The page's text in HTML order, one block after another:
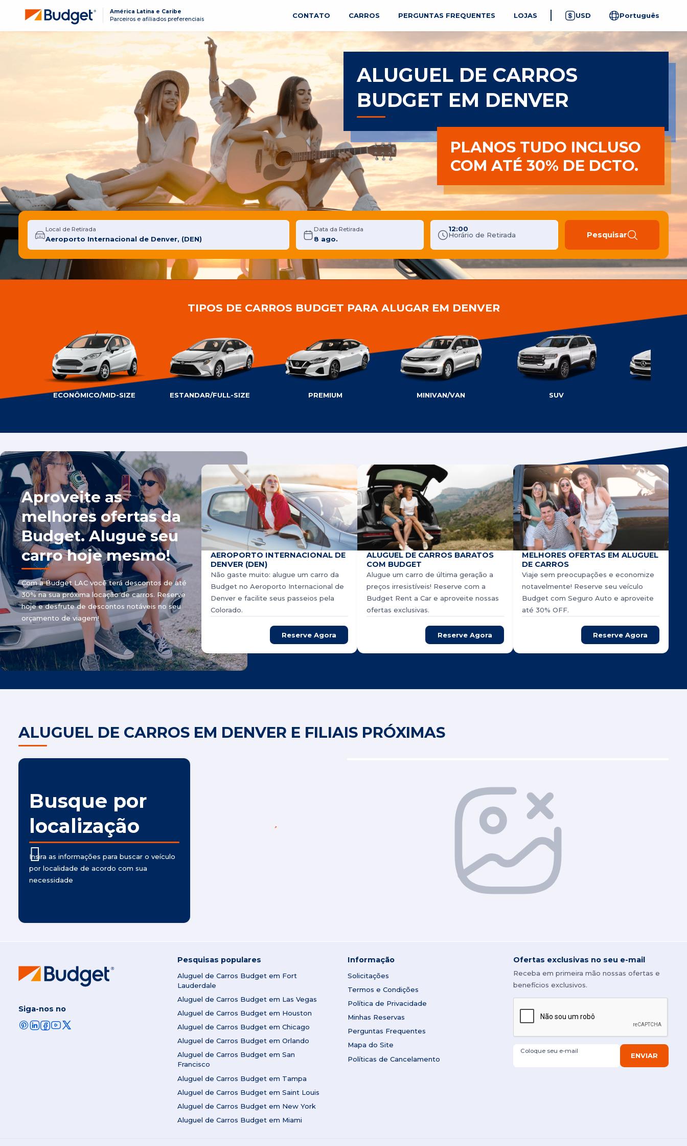
América Latina e Caribe
Parceiros e afiliados preferenciais
CONTATO CARROS PERGUNTAS FREQUENTES LOJAS USD Português
ALUGUEL DE CARROS
BUDGET EM DENVER
PLANOS TUDO INCLUSO
COM ATÉ 30% DE DCTO.
Local de Retirada Data da Retirada
Horário de Retirada
12:00
Pesquisar
TIPOS DE CARROS BUDGET PARA ALUGAR EM DENVER
ECONÔMICO/MID-SIZE ESTANDAR/FULL-SIZE PREMIUM MINIVAN/VAN SUV
Aproveite as
melhores ofertas da
Budget. Alugue seu
carro hoje mesmo!
Com a Budget LAC você terá descontos de até
30% na sua próxima locação de carros. Reserve
hoje e desfrute de descontos notáveis ​​no seu
orçamento de viagem!
AEROPORTO INTERNACIONAL DE
DENVER (DEN)
Não gaste muito: alugue um carro da
Budget no Aeroporto Internacional de
Denver e facilite seus passeios pela
Colorado.
Reserve Agora
ALUGUEL DE CARROS BARATOS
COM BUDGET
Alugue um carro de última geração a
preços irresistíveis! Reserve com a
Budget Rent a Car e aproveite nossas
ofertas exclusivas.
Reserve Agora
MELHORES OFERTAS EM ALUGUEL
DE CARROS
Viaje sem preocupações e economize
notavelmente! Reserve seu veículo
Budget com Seguro Auto e aproveite
até 30% OFF.
Reserve Agora
ALUGUEL DE CARROS EM DENVER E FILIAIS PRÓXIMAS
Busque por
localização
Insira as informações para buscar o veículo
por localidade de acordo com sua
necessidade
Siga-nos no
Pesquisas populares
Aluguel de Carros Budget em Fort
Lauderdale
Aluguel de Carros Budget em Las Vegas
Aluguel de Carros Budget em Houston
Aluguel de Carros Budget em Chicago
Aluguel de Carros Budget em Orlando
Aluguel de Carros Budget em San
Francisco
Aluguel de Carros Budget em Tampa
Aluguel de Carros Budget em Saint Louis
Aluguel de Carros Budget em New York
Aluguel de Carros Budget em Miami
Informação
Solicitações
Termos e Condições
Política de Privacidade
Minhas Reservas
Perguntas Frequentes
Mapa do Site
Políticas de Cancelamento
Ofertas exclusivas no seu e-mail
Receba em primeira mão nossas ofertas e
benefícios exclusivos.
Coloque seu e-mail
ENVIAR